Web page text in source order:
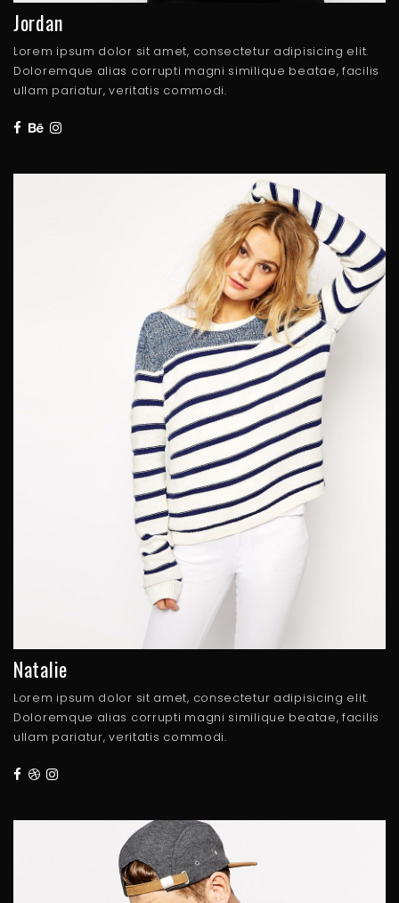
Jordan
Lorem ipsum dolor sit amet, consectetur adipisicing elit.
Doloremque alias corrupti magni similique beatae, facilis
ullam pariatur, veritatis commodi.
Natalie
Lorem ipsum dolor sit amet, consectetur adipisicing elit.
Doloremque alias corrupti magni similique beatae, facilis
ullam pariatur, veritatis commodi.